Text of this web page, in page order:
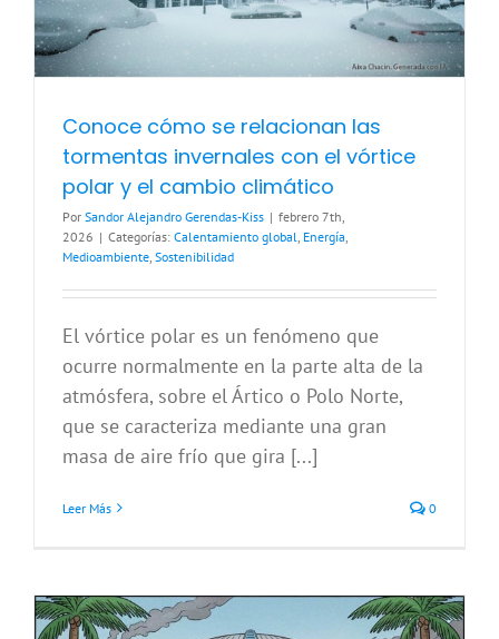
Conoce cómo se relacionan las
tormentas invernales con el vórtice
polar y el cambio climático
Por Sandor Alejandro Gerendas-Kiss | febrero 7th,
2026 | Categorías: Calentamiento global Energía
Medioambiente Sostenibilidad
El vórtice polar es un fenómeno que
ocurre normalmente en la parte alta de la
atmósfera, sobre el Ártico o Polo Norte,
que se caracteriza mediante una gran
masa de aire frío que gira [...]
Leer Más 0